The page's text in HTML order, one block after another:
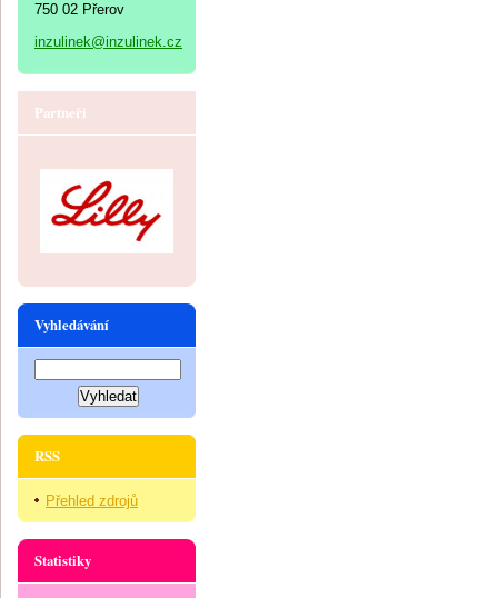
750 02 Přerov
inzulinek@inzulinek.cz
Partneři
Vyhledávání
RSS
Přehled zdrojů
Statistiky